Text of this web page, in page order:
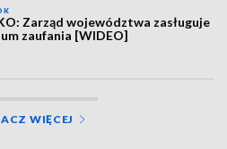
Zarząd województwa zasługuje
zaufania [WIDEO]
WIĘCEJ